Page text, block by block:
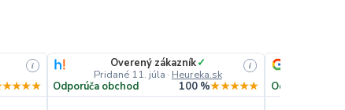
i Overený zákazník✓
Pridané 11. júla · Heureka.sk
i
Odporúča obchod 100 %★★★★★
Odporúča